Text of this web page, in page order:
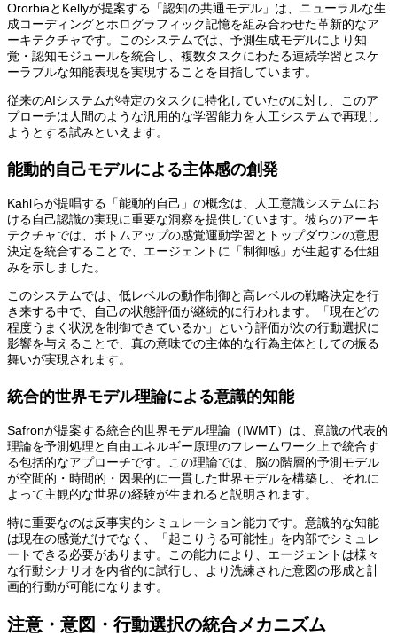
OrorbiaとKellyが提案する「認知の共通モデル」は、ニューラルな生
成コーディングとホログラフィック記憶を組み合わせた革新的なア
ーキテクチャです。このシステムでは、予測生成モデルにより知
覚・認知モジュールを統合し、複数タスクにわたる連続学習とスケ
ーラブルな知能表現を実現することを目指しています。
従来のAIシステムが特定のタスクに特化していたのに対し、このア
プローチは人間のような汎用的な学習能力を人工システムで再現し
ようとする試みといえます。
能動的自己モデルによる主体感の創発
Kahlらが提唱する「能動的自己」の概念は、人工意識システムにお
ける自己認識の実現に重要な洞察を提供しています。彼らのアーキ
テクチャでは、ボトムアップの感覚運動学習とトップダウンの意思
決定を統合することで、エージェントに「制御感」が生起する仕組
みを示しました。
このシステムでは、低レベルの動作制御と高レベルの戦略決定を行
き来する中で、自己の状態評価が継続的に行われます。「現在どの
程度うまく状況を制御できているか」という評価が次の行動選択に
影響を与えることで、真の意味での主体的な行為主体としての振る
舞いが実現されます。
統合的世界モデル理論による意識的知能
Safronが提案する統合的世界モデル理論（IWMT）は、意識の代表的
理論を予測処理と自由エネルギー原理のフレームワーク上で統合す
る包括的なアプローチです。この理論では、脳の階層的予測モデル
が空間的・時間的・因果的に一貫した世界モデルを構築し、それに
よって主観的な世界の経験が生まれると説明されます。
特に重要なのは反事実的シミュレーション能力です。意識的な知能
は現在の感覚だけでなく、「起こりうる可能性」を内部でシミュレ
ートできる必要があります。この能力により、エージェントは様々
な行動シナリオを内省的に試行し、より洗練された意図の形成と計
画的行動が可能になります。
注意・意図・行動選択の統合メカニズム